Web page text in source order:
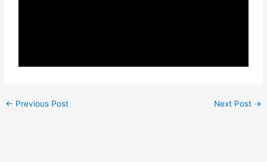
← Previous Post Next Post →